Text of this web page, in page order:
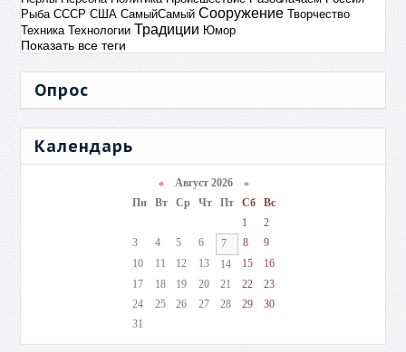
Рыба СССР США СамыйСамый Сооружение Творчество
Техника Технологии Традиции Юмор
Показать все теги
Опрос
Календарь
«Август 2026 »
Пн
Вт Ср Чт Пт Сб
Вс
1
2
3
4 5 6 7 8
9
10
11 12 13 14 15
16
17
18 19 20 21 22
23
24
25 26 27 28 29
30
31